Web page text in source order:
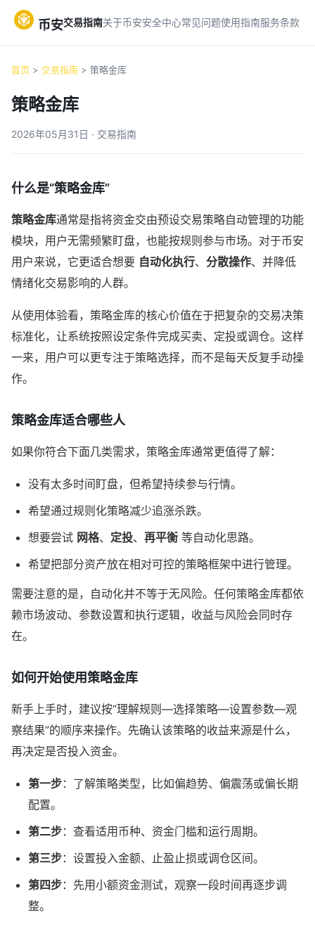
币安交易指南关于币安安全中心常见问题使用指南服务条款
首页 > 交易指南 > 策略金库
策略金库
2026年05月31日 · 交易指南
什么是“策略金库”
策略金库通常是指将资金交由预设交易策略自动管理的功能
模块，用户无需频繁盯盘，也能按规则参与市场。对于币安
用户来说，它更适合想要 自动化执行、 分散操作、并降低
情绪化交易影响的人群。
从使用体验看，策略金库的核心价值在于把复杂的交易决策
标准化，让系统按照设定条件完成买卖、定投或调仓。这样
一来，用户可以更专注于策略选择，而不是每天反复手动操
作。
策略金库适合哪些人
如果你符合下面几类需求，策略金库通常更值得了解：
没有太多时间盯盘，但希望持续参与行情。
希望通过规则化策略减少追涨杀跌。
想要尝试 网格、 定投、 再平衡 等自动化思路。
希望把部分资产放在相对可控的策略框架中进行管理。
需要注意的是，自动化并不等于无风险。任何策略金库都依
赖市场波动、参数设置和执行逻辑，收益与风险会同时存
在。
如何开始使用策略金库
新手上手时，建议按“理解规则—选择策略—设置参数—观
察结果”的顺序来操作。先确认该策略的收益来源是什么，
再决定是否投入资金。
第一步：了解策略类型，比如偏趋势、偏震荡或偏长期
配置。
第二步：查看适用币种、资金门槛和运行周期。
第三步：设置投入金额、止盈止损或调仓区间。
第四步：先用小额资金测试，观察一段时间再逐步调
整。